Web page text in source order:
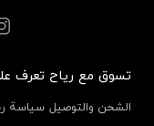
تسوق مع رياح
الشحن والتوصيل
تعرف
سياسة